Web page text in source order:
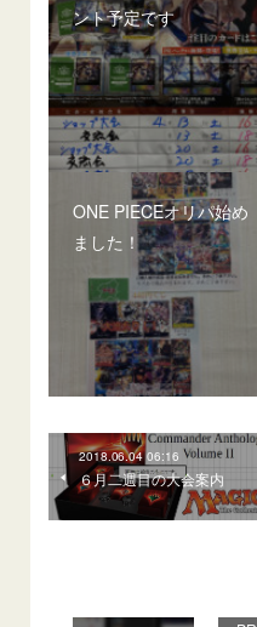
ント予定です
ONE PIECEオリパ始め
ました！
2018.06.04 06:16
６月二週目の大会案内